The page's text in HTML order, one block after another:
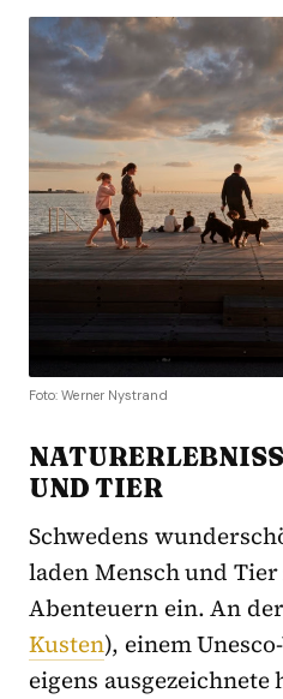
Foto: Werner Nystrand
UND TIER
Schwedens
laden Mensch und
Abenteuern ein. An
Kusten), einem
eigens